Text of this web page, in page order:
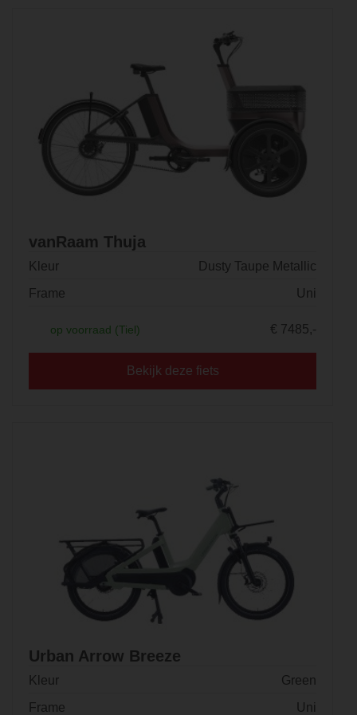
vanRaam Thuja
Kleur
Dusty Taupe Metallic
Frame
Uni
op voorraad (Tiel) € 7485,-
Bekijk deze fiets
Urban Arrow Breeze
Kleur
Green
Frame
Uni